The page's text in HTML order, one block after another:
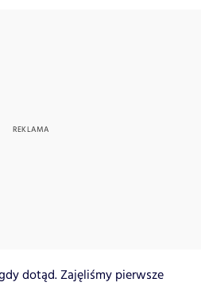
dotąd. Zajęliśmy pierwsze